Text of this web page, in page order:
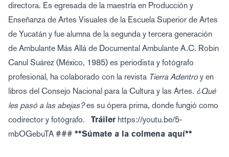
directora. Es egresada de la maestría en Producción y
Enseñanza de Artes Visuales de la Escuela Superior de Artes
de Yucatán y fue alumna de la segunda y tercera generación
de Ambulante Más Allá de Documental Ambulante A.C. Robin
Canul Suárez (México, 1985) es periodista y fotógrafo
profesional, ha colaborado con la revista Tierra Adentro y en
libros del Consejo Nacional para la Cultura y las Artes. ¿Qué
les pasó a las abejas?es su ópera prima, donde fungió como
codirector y fotógrafo. Tráiler https://youtu.be/5-
mbOGebuTA ### **Súmate a la colmena aquí**